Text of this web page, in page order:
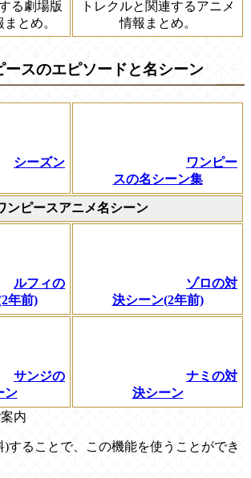
る劇場版
とめ。
トレクルと関連するアニメ
情報まとめ。
ースのエピソードと名シーン
シーズン
ワンピー
スの名シーン集
ンピースアニメ名シーン
ルフィの
年前)
ゾロの対
決シーン(2年前)
サンジの
ン
ナミの対
決シーン
内
することで、この機能を使うことができ